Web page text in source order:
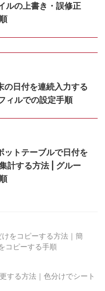
ルの上書き・誤修正
の日付を連続入力する
ィルでの設定手順
ットテーブルで日付を
計する方法 | グルー
けをコピーする方法｜簡
コピーする手順
する方法｜色分けでシート